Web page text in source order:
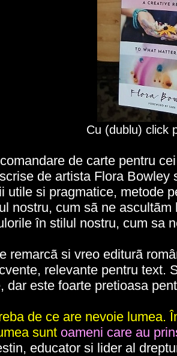
Cu (dublu) click
de carte pentru
de artista Flora Bowley
utile si pragmatice, metode
nostru, cum sã ne
în stilul nostru, cum sa
remarcã si vreo editurã
relevante pentru text.
dar este foarte pretioasa
de ce are nevoie lumea.
sunt oameni care au
educator si lider al